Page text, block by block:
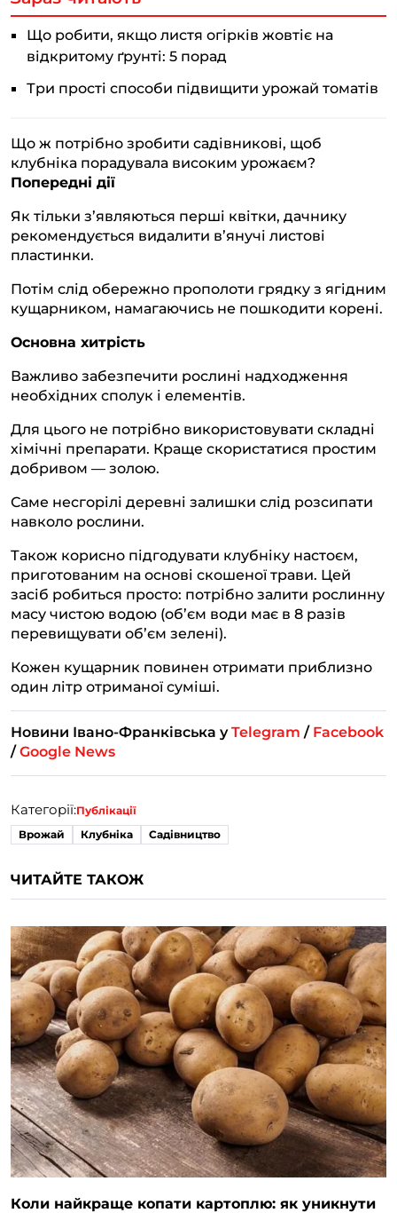
Що робити, якщо листя огірків жовтіє на
відкритому ґрунті: 5 порад
Три прості способи підвищити урожай томатів
Що ж потрібно зробити садівникові, щоб
клубніка порадувала високим урожаєм?
Попередні дії
Як тільки з’являються перші квітки, дачнику
рекомендується видалити в’янучі листові
пластинки.
Потім слід обережно прополоти грядку з ягідним
кущарником, намагаючись не пошкодити корені.
Основна хитрість
Важливо забезпечити рослині надходження
необхідних сполук і елементів.
Для цього не потрібно використовувати складні
хімічні препарати. Краще скористатися простим
добривом — золою.
Саме несгорілі деревні залишки слід розсипати
навколо рослини.
Також корисно підгодувати клубніку настоєм,
приготованим на основі скошеної трави. Цей
засіб робиться просто: потрібно залити рослинну
масу чистою водою (об’єм води має в 8 разів
перевищувати об’єм зелені).
Кожен кущарник повинен отримати приблизно
один літр отриманої суміші.
Новини Івано-Франківська уTelegram / Facebook
/Google News
Категорії:Публікації
Врожай
Клубніка Садівництво
ЧИТАЙТЕ ТАКОЖ
Коли найкраще копати картоплю: як уникнути